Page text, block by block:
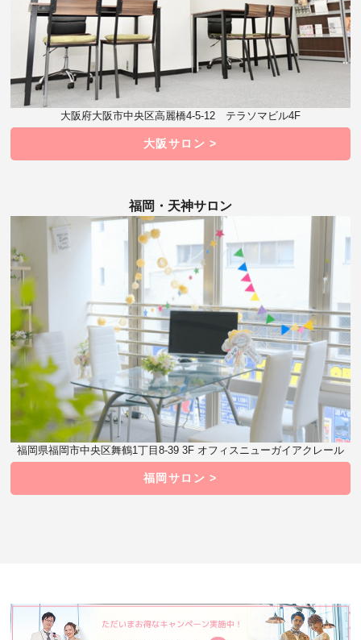
大阪府大阪市中央区高麗橋4-5-12 テラソマビル4F
大阪サロン >
福岡・天神サロン
福岡県福岡市中央区舞鶴1丁目8-39 3F オフィスニューガイアクレール
福岡サロン >